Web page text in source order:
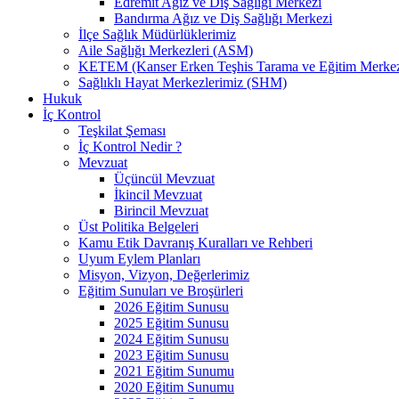
Bandırma Ağız ve Diş Sağlığı Merkezi
İlçe Sağlık Müdürlüklerimiz
Aile Sağlığı Merkezleri (ASM)
KETEM (Kanser Erken Teşhis Tarama ve Eğitim
Sağlıklı Hayat Merkezlerimiz (SHM)
Hukuk
İç Kontrol
Teşkilat Şeması
İç Kontrol Nedir ?
Mevzuat
Üçüncül Mevzuat
İkincil Mevzuat
Birincil Mevzuat
Üst Politika Belgeleri
Kamu Etik Davranış Kuralları ve Rehberi
Uyum Eylem Planları
Misyon, Vizyon, Değerlerimiz
Eğitim Sunuları ve Broşürleri
2026 Eğitim Sunusu
2025 Eğitim Sunusu
2024 Eğitim Sunusu
2023 Eğitim Sunusu
2021 Eğitim Sunumu
2020 Eğitim Sunumu